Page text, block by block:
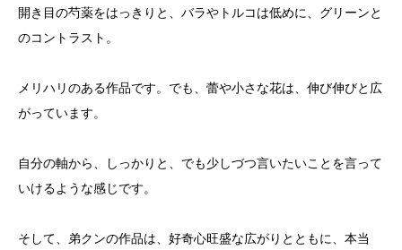
開き目の芍薬をはっきりと、バラやトルコは低めに、グリーンと
のコントラスト。
メリハリのある作品です。でも、蕾や小さな花は、伸び伸びと広
がっています。
自分の軸から、しっかりと、でも少しづつ言いたいことを言って
いけるような感じです。
そして、弟クンの作品は、好奇心旺盛な広がりとともに、本当